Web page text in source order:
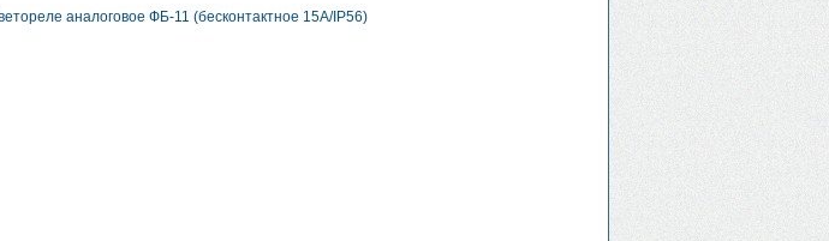
аналоговое ФБ-11 (бесконтактное 15А/IP56)